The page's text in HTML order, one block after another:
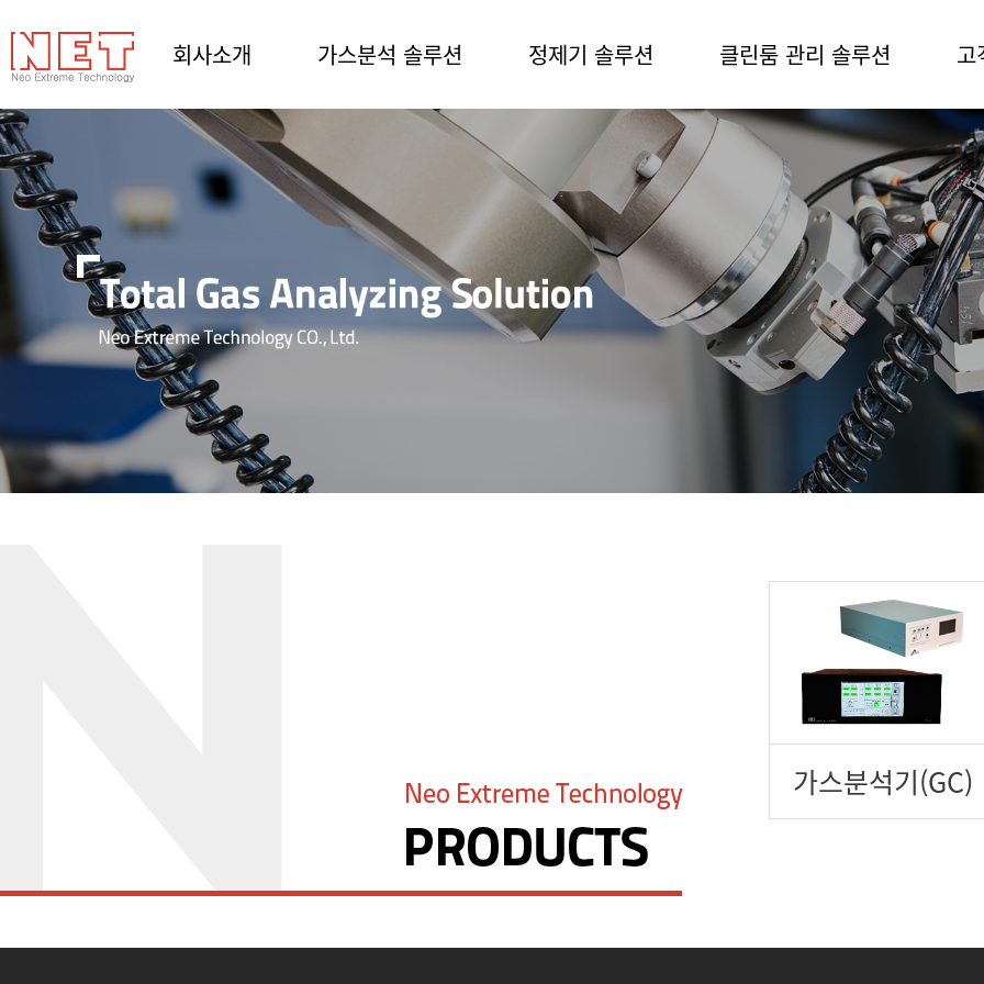
회사소개 가스분석 솔루션 정제기 솔루션 클린룸 관리 솔루션 고
가스분석기(GC)